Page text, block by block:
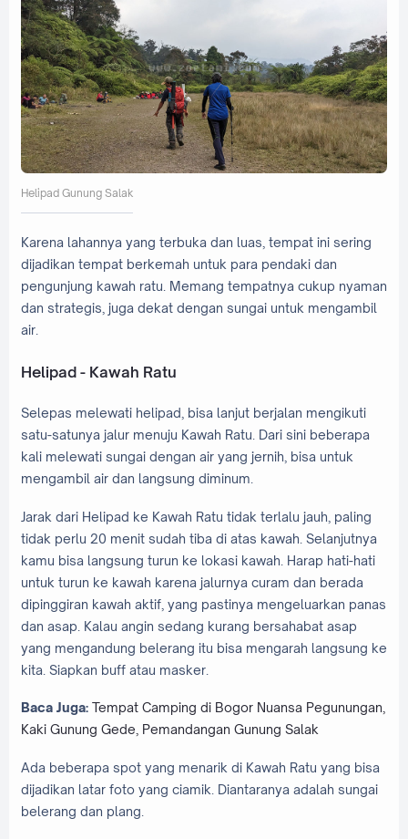
Helipad Gunung Salak
Karena lahannya yang terbuka dan luas, tempat ini sering
dijadikan tempat berkemah untuk para pendaki dan
pengunjung kawah ratu. Memang tempatnya cukup nyaman
dan strategis, juga dekat dengan sungai untuk mengambil
air.
Helipad - Kawah Ratu
Selepas melewati helipad, bisa lanjut berjalan mengikuti
satu-satunya jalur menuju Kawah Ratu. Dari sini beberapa
kali melewati sungai dengan air yang jernih, bisa untuk
mengambil air dan langsung diminum.
Jarak dari Helipad ke Kawah Ratu tidak terlalu jauh, paling
tidak perlu 20 menit sudah tiba di atas kawah. Selanjutnya
kamu bisa langsung turun ke lokasi kawah. Harap hati-hati
untuk turun ke kawah karena jalurnya curam dan berada
dipinggiran kawah aktif, yang pastinya mengeluarkan panas
dan asap. Kalau angin sedang kurang bersahabat asap
yang mengandung belerang itu bisa mengarah langsung ke
kita. Siapkan buff atau masker.
Baca Juga: Tempat Camping di Bogor Nuansa Pegunungan,
Kaki Gunung Gede, Pemandangan Gunung Salak
Ada beberapa spot yang menarik di Kawah Ratu yang bisa
dijadikan latar foto yang ciamik. Diantaranya adalah sungai
belerang dan plang.